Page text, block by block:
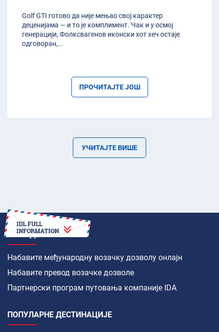
Golf GTI готово да није мењао свој карактер
деценијама — и то је комплимент. Чак и у осмој
генерацији, Фолксвагенов иконски хот хеч остаје
одговоран,...
ПРОЧИТАЈТЕ ЈОШ
УЧИТАЈТЕ ВИШЕ
КАКО ДА
Набавите међународну возачку дозволу онлајн
Набавите превод возачке дозволе
Партнерски програм путовања компаније IDA
ПОПУЛАРНЕ ДЕСТИНАЦИЈЕ